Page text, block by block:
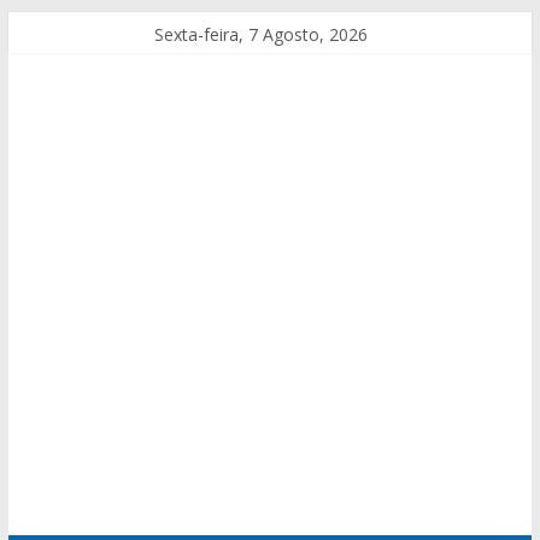
Sexta-feira, 7 Agosto, 2026